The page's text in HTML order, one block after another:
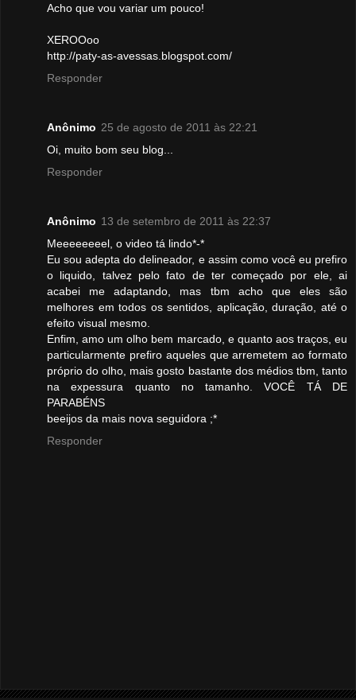
Acho que vou variar um pouco!
XEROOoo
http://paty-as-avessas.blogspot.com/
Responder
Anônimo 25 de agosto de 2011 às 22:21
Oi, muito bom seu blog...
Responder
Anônimo 13 de setembro de 2011 às 22:37
Meeeeeeeel, o video tá lindo*-*
Eu sou adepta do delineador, e assim como você eu prefiro
o liquido, talvez pelo fato de ter começado por ele, ai
acabei me adaptando, mas tbm acho que eles são
melhores em todos os sentidos, aplicação, duração, até o
efeito visual mesmo.
Enfim, amo um olho bem marcado, e quanto aos traços, eu
particularmente prefiro aqueles que arremetem ao formato
próprio do olho, mais gosto bastante dos médios tbm, tanto
na expessura quanto no tamanho. VOCÊ TÁ DE
PARABÉNS
beeijos da mais nova seguidora ;*
Responder